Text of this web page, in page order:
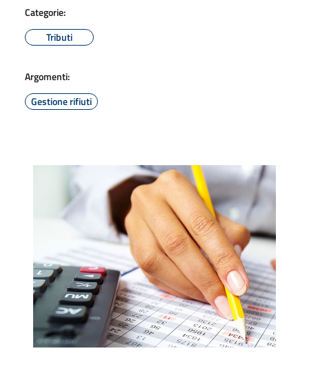
Categorie:
Tributi
Argomenti:
Gestione rifiuti